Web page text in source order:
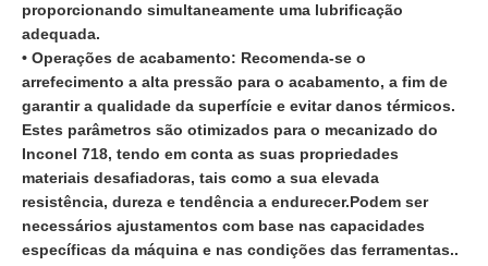
proporcionando simultaneamente uma lubrificação
adequada.
• Operações de acabamento: Recomenda-se o
arrefecimento a alta pressão para o acabamento, a fim de
garantir a qualidade da superfície e evitar danos térmicos.
Estes parâmetros são otimizados para o mecanizado do
Inconel 718, tendo em conta as suas propriedades
materiais desafiadoras, tais como a sua elevada
resistência, dureza e tendência a endurecer.Podem ser
necessários ajustamentos com base nas capacidades
específicas da máquina e nas condições das ferramentas..